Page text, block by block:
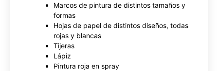
Marcos de pintura de distintos tamaños y
formas
Hojas de papel de distintos diseños, todas
rojas y blancas
Tijeras
Lápiz
Pintura roja en spray